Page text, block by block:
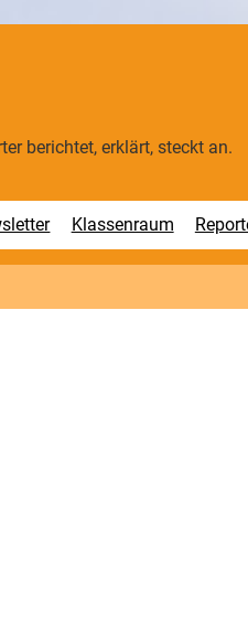
berichtet, erklärt, steckt an.
Klassenraum